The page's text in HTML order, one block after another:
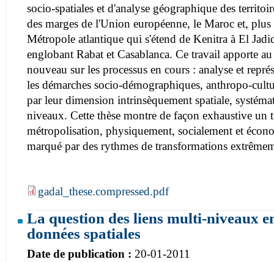
socio-spatiales et d'analyse géographique des
des marges de l'Union européenne, le Maroc et, plus
Métropole atlantique qui s'étend de Kenitra à El
englobant Rabat et Casablanca. Ce travail apporte
nouveau sur les processus en cours : analyse et
les démarches socio-démographiques, anthropo-
par leur dimension intrinsèquement spatiale,
niveaux. Cette thèse montre de façon exhaustive
métropolisation, physiquement, socialement et
marqué par des rythmes de transformations
gadal_these.compressed.pdf
La question des liens multi-niveaux
données spatiales
Date de publication : 20-01-2011